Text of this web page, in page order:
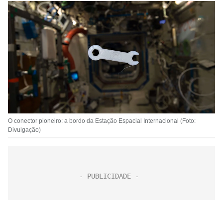
O conector pioneiro: a bordo da Estação Espacial Internacional (Foto:
Divulgação)